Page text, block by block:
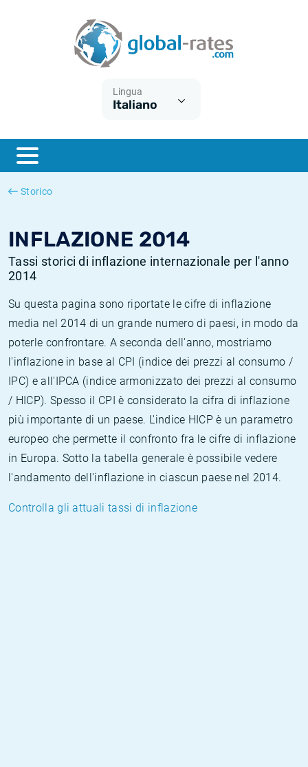
Lingua
Italiano
Storico
INFLAZIONE 2014
Tassi storici di inflazione internazionale per l'anno
2014
Su questa pagina sono riportate le cifre di inflazione
media nel 2014 di un grande numero di paesi, in modo da
poterle confrontare. A seconda dell'anno, mostriamo
l'inflazione in base al CPI (indice dei prezzi al consumo /
IPC) e all'IPCA (indice armonizzato dei prezzi al consumo
/ HICP). Spesso il CPI è considerato la cifra di inflazione
più importante di un paese. L'indice HICP è un parametro
europeo che permette il confronto fra le cifre di inflazione
in Europa. Sotto la tabella generale è possibile vedere
l'andamento dell'inflazione in ciascun paese nel 2014.
Controlla gli attuali tassi di inflazione
ESTER
SONIA
Cos'è l'inflazione CPI?
Cos'è l'inflazione HICP?
Inflazione Italia
Inflazione Stati Uniti
Tassi storici Euribor
Tassi storici di SONIA
Tassi storici di TONAR
Calcolatore dell’inflazione